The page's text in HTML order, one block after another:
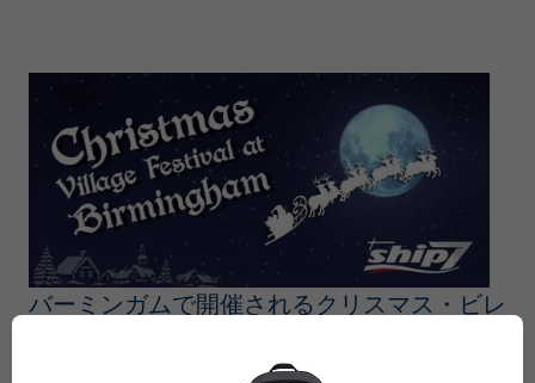
バーミンガムで開催されるクリスマス・ビレ